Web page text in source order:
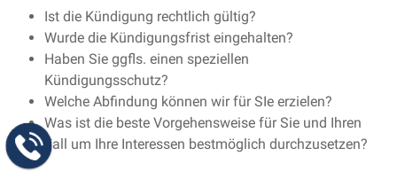
Ist die Kündigung rechtlich gültig?
Wurde die Kündigungsfrist eingehalten?
Haben Sie ggfls. einen speziellen
Kündigungsschutz?
Welche Abfindung können wir für SIe erzielen?
Was ist die beste Vorgehensweise für Sie und Ihren
Fall um Ihre Interessen bestmöglich durchzusetzen?